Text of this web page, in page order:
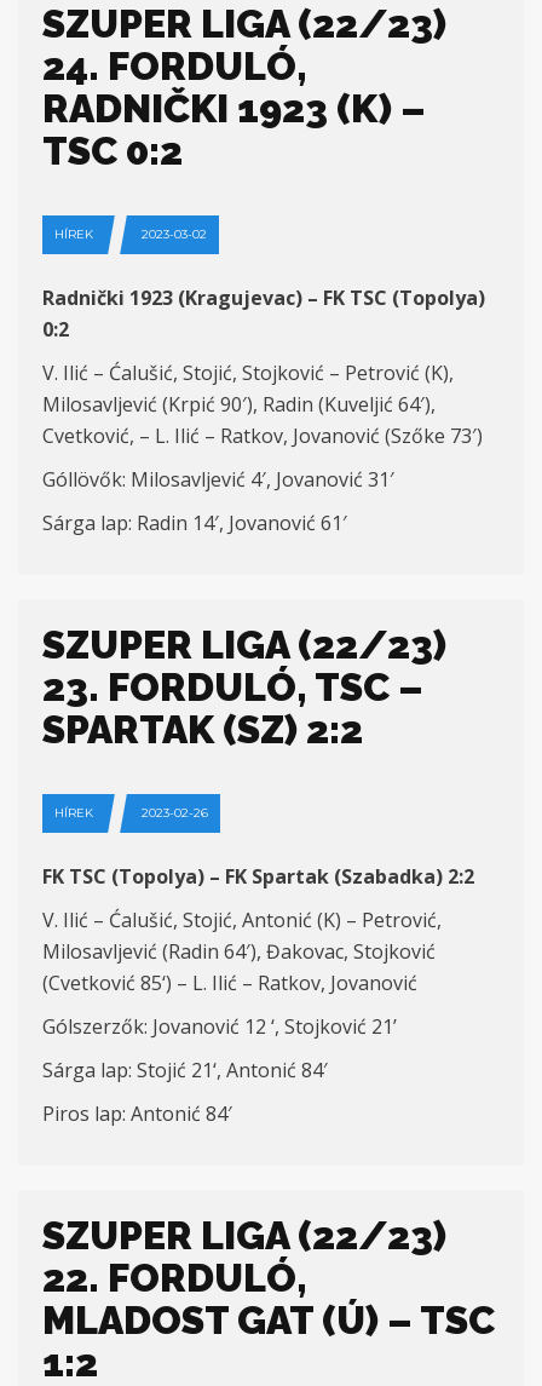
SZUPER LIGA (22/23)
24. FORDULÓ,
RADNIČKI 1923 (K) –
TSC 0:2
HÍREK 2023-03-02
Radnički 1923 (Kragujevac) – FK TSC (Topolya)
0:2
V. Ilić – Ćalušić, Stojić, Stojković – Petrović (K),
Milosavljević (Krpić 90′), Radin (Kuveljić 64′),
Cvetković, – L. Ilić – Ratkov, Jovanović (Szőke 73′)
Góllövők: Milosavljević 4′, Jovanović 31′
Sárga lap: Radin 14′, Jovanović 61′
SZUPER LIGA (22/23)
23. FORDULÓ, TSC –
SPARTAK (SZ) 2:2
HÍREK 2023-02-26
FK TSC (Topolya) – FK Spartak (Szabadka) 2:2
V. Ilić – Ćalušić, Stojić, Antonić (K) – Petrović,
Milosavljević (Radin 64′), Đakovac, Stojković
(Cvetković 85‘) – L. Ilić – Ratkov, Jovanović
Gólszerzők: Jovanović 12 ‘, Stojković 21’
Sárga lap: Stojić 21‘, Antonić 84′
Piros lap: Antonić 84′
SZUPER LIGA (22/23)
22. FORDULÓ,
MLADOST GAT (Ú) – TSC
1:2